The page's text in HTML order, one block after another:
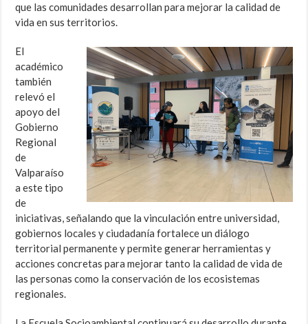
que las comunidades desarrollan para mejorar la calidad de
vida en sus territorios.
El
académico
también
relevó el
apoyo del
Gobierno
Regional
de
Valparaíso
a este tipo
de
iniciativas, señalando que la vinculación entre universidad,
gobiernos locales y ciudadanía fortalece un diálogo
territorial permanente y permite generar herramientas y
acciones concretas para mejorar tanto la calidad de vida de
las personas como la conservación de los ecosistemas
regionales.